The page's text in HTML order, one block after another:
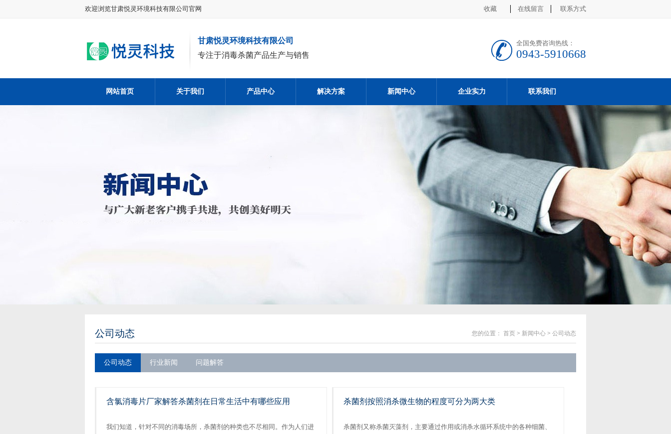
欢迎浏览甘肃悦灵环境科技有限公司官网 收藏 在线留言 联系方式
甘肃悦灵环境科技有限公司
专注于消毒杀菌产品生产与销售
全国免费咨询热线：
0943-5910668
网站首页 关于我们 产品中心 解决方案 新闻中心 企业实力 联系我们
公司动态 您的位置： 首页 > 新闻中心 > 公司动态
公司动态 行业新闻 问题解答
含氯消毒片厂家解答杀菌剂在日常生活中有哪些应用
我们知道，针对不同的消毒场所，杀菌剂的种类也不尽相同。作为人们进
杀菌剂按照消杀微生物的程度可分为两大类
杀菌剂又称杀菌灭藻剂，主要通过作用或消杀水循环系统中的各种细菌、